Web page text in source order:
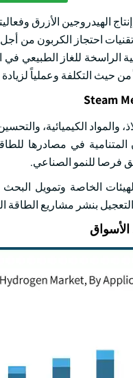
الهيدروجين الأزرق
احتجاز الكربون من
الراسخة للغاز الطبيعي
حيث التكلفة وعملياً
Steam
الكيميائية،
المتنامية في مصادرها
فرصا للنمو الصناعي.
الخاصة وتمويل البحث
بنشر مشاريع الطاقة